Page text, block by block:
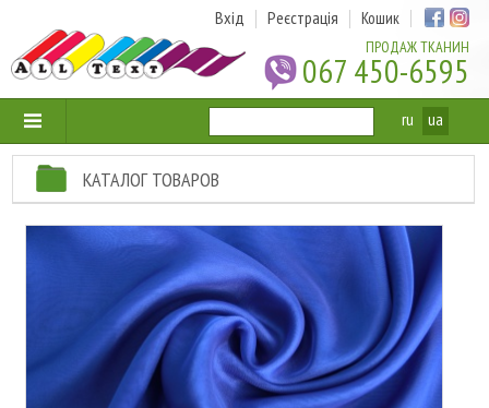
ПРОДАЖ ТКАНИН
067 450-6595
Вхід Реєстрація Кошик
ru ua
КАТАЛОГ ТОВАРОВ